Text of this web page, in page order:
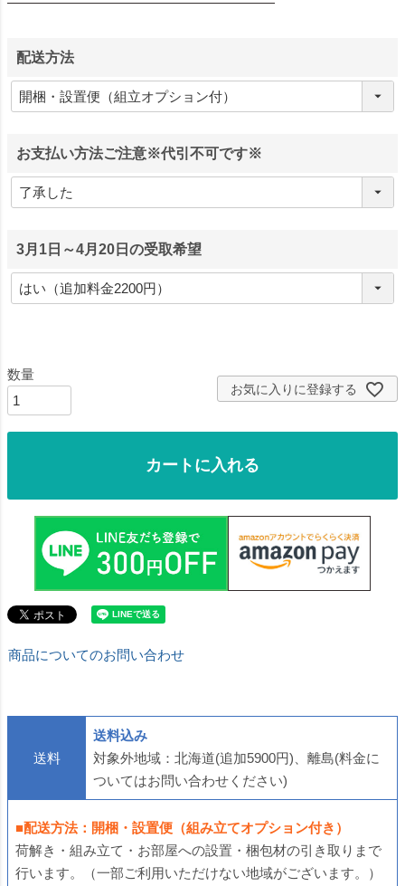
配送方法
お支払い方法ご注意※代引不可です※
3月1日～4月20日の受取希望
お気に入りに登録する
カートに入れる
商品についてのお問い合わせ
送料
送料込み
対象外地域：北海道(追加5900円)、離島(料金に
ついてはお問い合わせください)
■配送方法：開梱・設置便（組み立てオプション付き）
荷解き・組み立て・お部屋への設置・梱包材の引き取りまで
行います。（一部ご利用いただけない地域がございます。）